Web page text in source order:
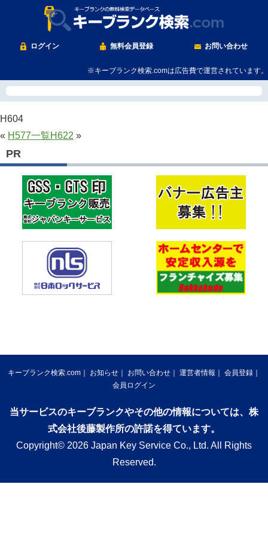
ログイン 無料会員登録 お問い合わせ
※キーブランク検索.comは広告費で運営されています。
H604
« H577一覧H622 »
PR
キーブランク検索.com お知らせ お問い合わせ 運営者情報
会員登録
会員ログイン
当サービスのキーブランクやその他の情報については、株
式会社後藤製作所の許諾を得ています。
Copyright© 2026 Japan Key Service Co., Ltd. All Rights
Reserved.